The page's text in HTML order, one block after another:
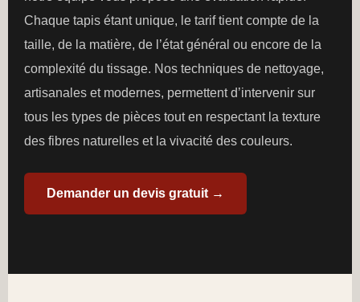
Chaque tapis étant unique, le tarif tient compte de la
taille, de la matière, de l’état général ou encore de la
complexité du tissage. Nos techniques de nettoyage,
artisanales et modernes, permettent d’intervenir sur
tous les types de pièces tout en respectant la texture
des fibres naturelles et la vivacité des couleurs.
Demander un devis gratuit →